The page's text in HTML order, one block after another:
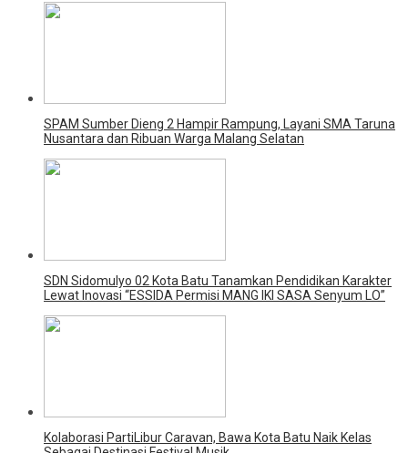
SPAM Sumber Dieng 2 Hampir Rampung, Layani SMA Taruna
Nusantara dan Ribuan Warga Malang Selatan
SDN Sidomulyo 02 Kota Batu Tanamkan Pendidikan Karakter
Lewat Inovasi “ESSIDA Permisi MANG IKI SASA Senyum LO”
Kolaborasi PartiLibur Caravan, Bawa Kota Batu Naik Kelas